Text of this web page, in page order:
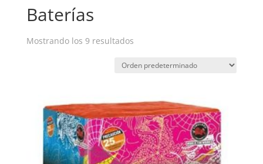
Baterías
Mostrando los 9 resultados